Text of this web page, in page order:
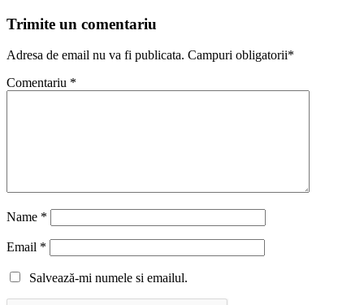
Trimite un comentariu
Adresa de email nu va fi publicata. Campuri obligatorii*
Comentariu *
Name *
Email *
Salvează-mi numele si emailul.